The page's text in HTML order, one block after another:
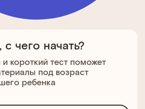
чего начать?
короткий тест поможет
под возраст
ребенка